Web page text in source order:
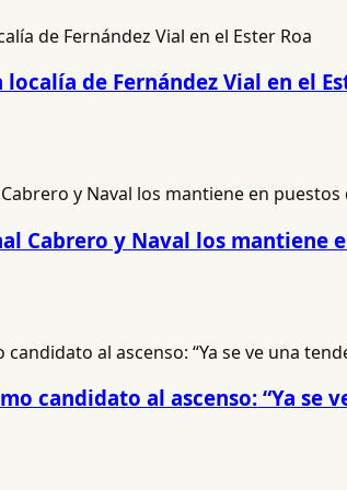
de Fernández Vial en el
Cabrero y Naval los mantiene
candidato al ascenso: “Ya se